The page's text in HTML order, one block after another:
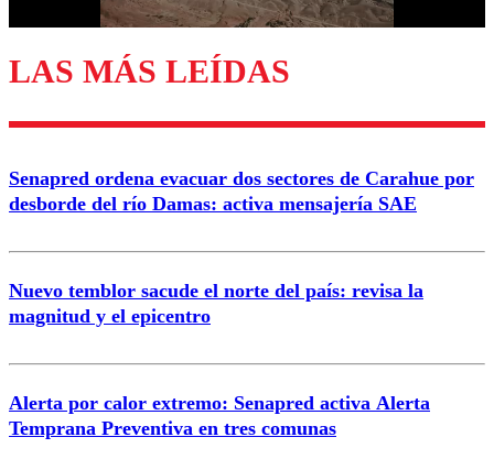
Enviar comentario
LAS MÁS LEÍDAS
Senapred ordena evacuar dos sectores de Carahue por
desborde del río Damas: activa mensajería SAE
Nuevo temblor sacude el norte del país: revisa la
magnitud y el epicentro
Alerta por calor extremo: Senapred activa Alerta
Temprana Preventiva en tres comunas